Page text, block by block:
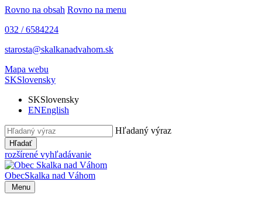
Rovno na obsah Rovno na menu
032 / 6584224
starosta@skalkanadvahom.sk
Mapa webu
SKSlovensky
SKSlovensky
ENEnglish
Hľadaný výraz
Hľadať
rozšírené vyhľadávanie
ObecSkalka nad Váhom
Menu